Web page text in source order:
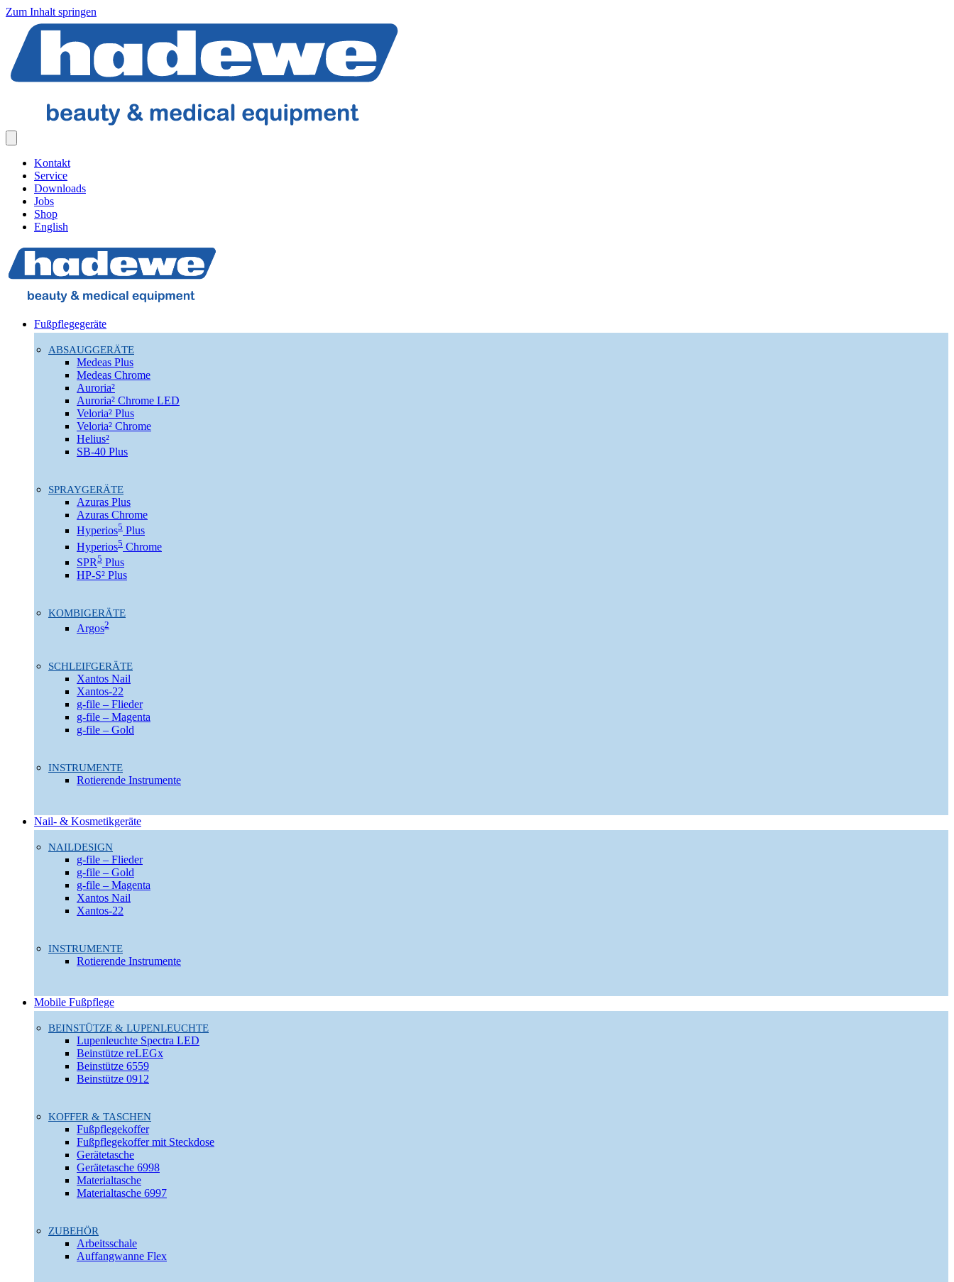
Zum Inhalt springen
Kontakt
Service
Downloads
Jobs
Shop
English
Fußpflegegeräte
ABSAUGGERÄTE
Medeas Plus
Medeas Chrome
Auroria²
Auroria² Chrome LED
Veloria² Plus
Veloria² Chrome
Helius²
SB-40 Plus
SPRAYGERÄTE
Azuras Plus
Azuras Chrome
Hyperios5 Plus
Hyperios5 Chrome
SPR5 Plus
HP-S² Plus
KOMBIGERÄTE
Argos2
SCHLEIFGERÄTE
Xantos Nail
Xantos-22
g-file – Flieder
g-file – Magenta
g-file – Gold
INSTRUMENTE
Rotierende Instrumente
Nail- & Kosmetikgeräte
NAILDESIGN
g-file – Flieder
g-file – Gold
g-file – Magenta
Xantos Nail
Xantos-22
INSTRUMENTE
Rotierende Instrumente
Mobile Fußpflege
BEINSTÜTZE & LUPENLEUCHTE
Lupenleuchte Spectra LED
Beinstütze reLEGx
Beinstütze 6559
Beinstütze 0912
KOFFER & TASCHEN
Fußpflegekoffer
Fußpflegekoffer mit Steckdose
Gerätetasche
Gerätetasche 6998
Materialtasche
Materialtasche 6997
ZUBEHÖR
Arbeitsschale
Auffangwanne Flex